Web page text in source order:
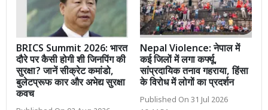
BRICS Summit 2026: भारत
दौरे पर कैसी होगी शी जिनपिंग की
सुरक्षा? जानें सीक्रेट कमांडो,
बुलेटप्रूफ कार और अभेद्य सुरक्षा
कवच
Nepal Violence: नेपाल में
कई जिलों में लगा कर्फ्यू,
सांप्रदायिक तनाव गहराया, हिंसा
के विरोध में लोगों का प्रदर्शन
Published On 31 Jul 2026